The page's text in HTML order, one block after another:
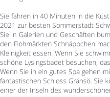
Sie fahren in 40 Minuten in die
2021 zur besten Sommerstadt
Sie in Galerien und Geschäften
den Flohmärkten Schnäppchen
Kleinigkeit essen. Wenn Sie
schöne Lysingsbadet besuchen,
Wenn Sie in ein gutes Spa gehen
fantastischen Schloss Gränsö. Sie
einer der Inseln des